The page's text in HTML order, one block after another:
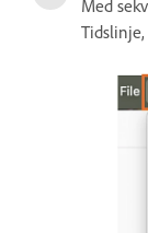
Med